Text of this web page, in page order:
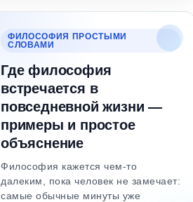
ФИЛОСОФИЯ ПРОСТЫМИ
СЛОВАМИ
Где философия
встречается в
повседневной жизни —
примеры и простое
объяснение
Философия кажется чем-то
далеким, пока человек не замечает:
самые обычные минуты уже